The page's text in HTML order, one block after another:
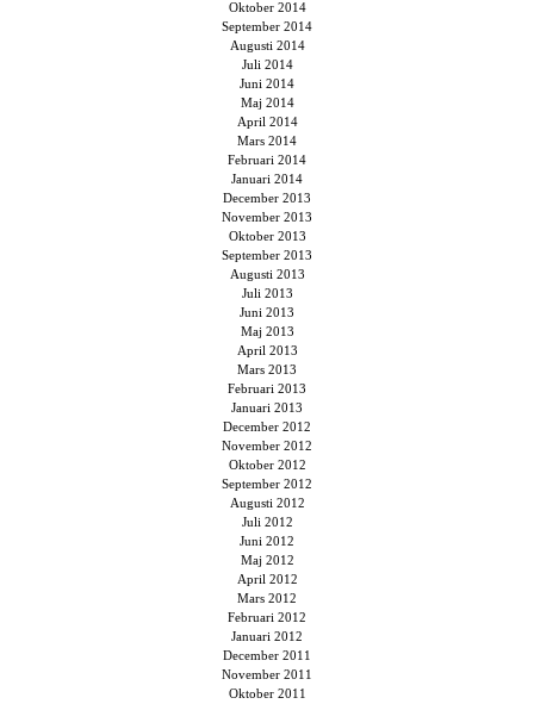
Oktober 2014
September 2014
Augusti 2014
Juli 2014
Juni 2014
Maj 2014
April 2014
Mars 2014
Februari 2014
Januari 2014
December 2013
November 2013
Oktober 2013
September 2013
Augusti 2013
Juli 2013
Juni 2013
Maj 2013
April 2013
Mars 2013
Februari 2013
Januari 2013
December 2012
November 2012
Oktober 2012
September 2012
Augusti 2012
Juli 2012
Juni 2012
Maj 2012
April 2012
Mars 2012
Februari 2012
Januari 2012
December 2011
November 2011
Oktober 2011